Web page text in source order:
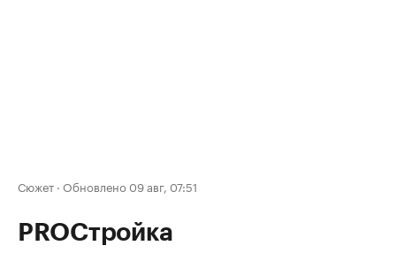
Сюжет · Обновлено 09 авг, 07:51
PROСтройка